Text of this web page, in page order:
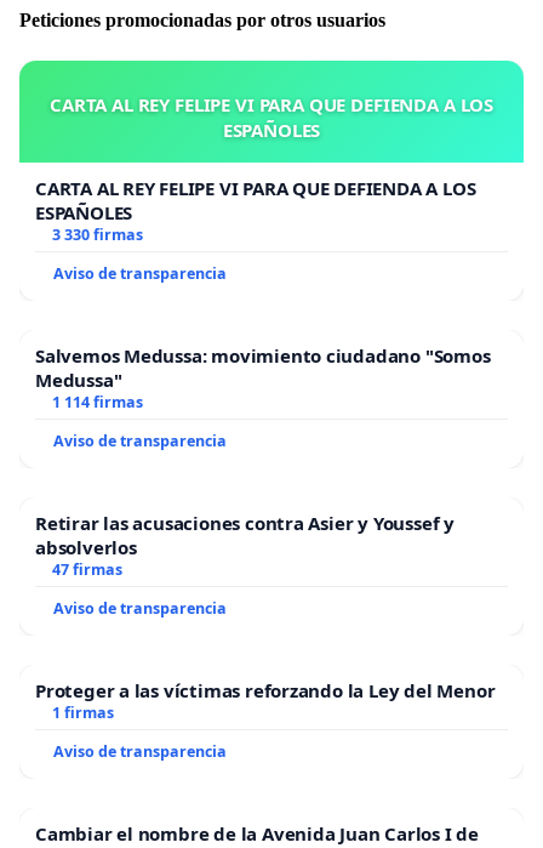
Peticiones promocionadas por otros usuarios
CARTA AL REY FELIPE VI PARA QUE DEFIENDA A LOS
ESPAÑOLES
CARTA AL REY FELIPE VI PARA QUE DEFIENDA A LOS
ESPAÑOLES
3 330 firmas
Aviso de transparencia
Salvemos Medussa: movimiento ciudadano "Somos
Medussa"
1 114 firmas
Aviso de transparencia
Retirar las acusaciones contra Asier y Youssef y
absolverlos
47 firmas
Aviso de transparencia
Proteger a las víctimas reforzando la Ley del Menor
1 firmas
Aviso de transparencia
Cambiar el nombre de la Avenida Juan Carlos I de